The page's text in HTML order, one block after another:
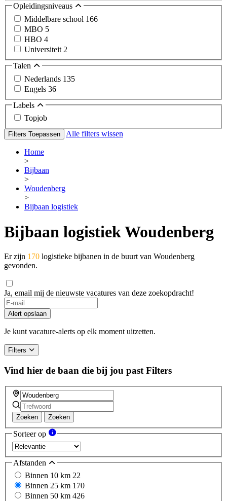
Opleidingsniveaus
Middelbare school 166
MBO 5
HBO 4
Universiteit 2
Talen
Nederlands 135
Engels 36
Labels
Topjob
Filters Toepassen Alle filters wissen
Home
>
Bijbaan
>
Woudenberg
>
Bijbaan logistiek
Bijbaan logistiek Woudenberg
Er zijn 170 logistieke bijbanen in de buurt van Woudenberg
gevonden.
Ja, email mij de nieuwste vacatures van deze zoekopdracht!
Alert opslaan
Je kunt vacature-alerts op elk moment uitzetten.
Filters
Vind hier de baan die bij jou past Filters
Zoeken Zoeken
Sorteer op
Afstanden
Binnen 10 km 22
Binnen 25 km 170
Binnen 50 km 426